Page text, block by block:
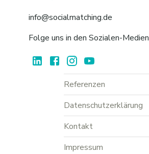
info@socialmatching.de
Folge uns in den Sozialen-Medien
Referenzen
Datenschutzerklärung
Kontakt
Impressum